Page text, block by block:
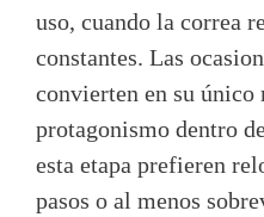
uso, cuando la correa
constantes. Las
convierten en su único
protagonismo dentro
esta etapa prefieren
pasos o al menos